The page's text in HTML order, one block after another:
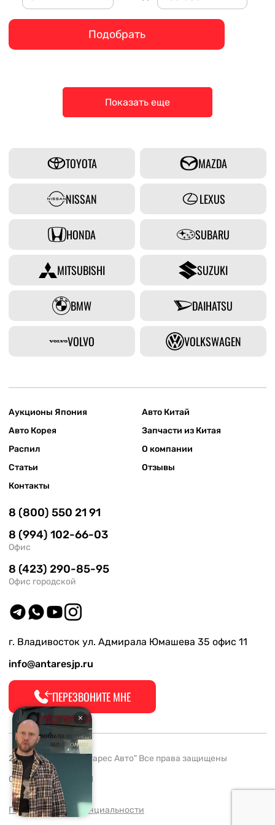
Подобрать
Показать еще
TOYOTA MAZDA
NISSAN LEXUS
HONDA SUBARU
MITSUBISHI SUZUKI
BMW DAIHATSU
VOLVO VOLKSWAGEN
Аукционы Япония
Авто Китай
Авто Корея
Запчасти из Китая
Распил
О компании
Статьи
Отзывы
Контакты
8 (800) 550 21 91
8 (994) 102-66-03
Офис
8 (423) 290-85-95
Офис городской
г. Владивосток ул. Адмирала Юмашева 35 офис 11
info@antaresjp.ru
ПЕРЕЗВОНИТЕ МНЕ
2008-2026 ООО "Антарес Авто" Все права защищены
ОГРН 1132537005061
Политика конфиденциальности